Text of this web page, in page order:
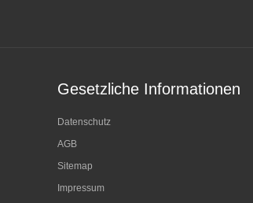
Gesetzliche Informationen
Datenschutz
AGB
Sitemap
Impressum